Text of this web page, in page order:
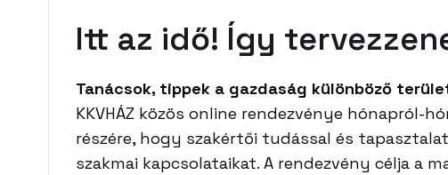
Itt az idő! Így
Tanácsok, tippek a gazdaság különböző
KKVHÁZ közös online rendezvénye hónapról-
részére, hogy szakértői tudással és
szakmai kapcsolataikat. A rendezvény célja a